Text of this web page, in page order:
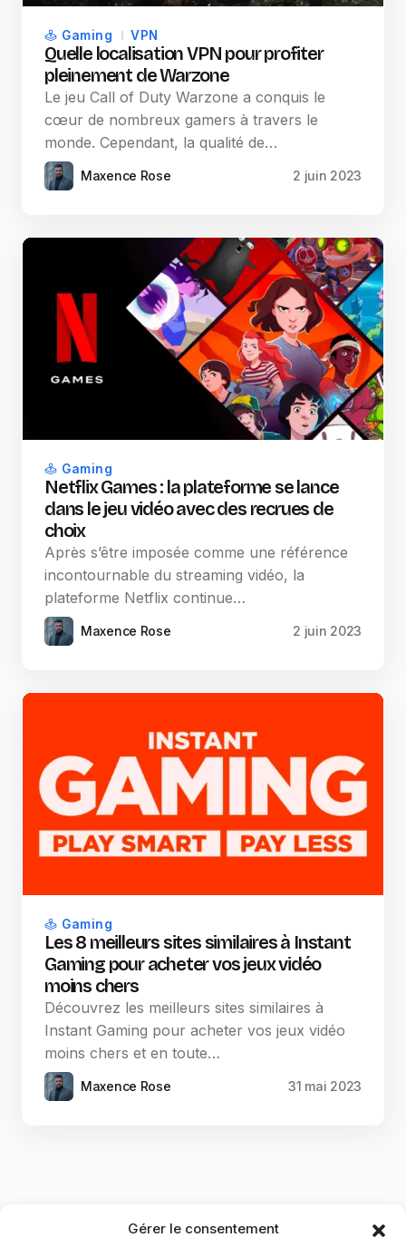
Gérer le consentement
Gaming VPN
Quelle localisation VPN pour profiter
pleinement de Warzone
Le jeu Call of Duty Warzone a conquis le
cœur de nombreux gamers à travers le
monde. Cependant, la qualité de…
Maxence Rose 2 juin 2023
Gaming
Netflix Games : la plateforme se lance
dans le jeu vidéo avec des recrues de
choix
Après s’être imposée comme une référence
incontournable du streaming vidéo, la
plateforme Netflix continue…
Maxence Rose 2 juin 2023
Gaming
Les 8 meilleurs sites similaires à Instant
Gaming pour acheter vos jeux vidéo
moins chers
Découvrez les meilleurs sites similaires à
Instant Gaming pour acheter vos jeux vidéo
moins chers et en toute…
Maxence Rose 31 mai 2023